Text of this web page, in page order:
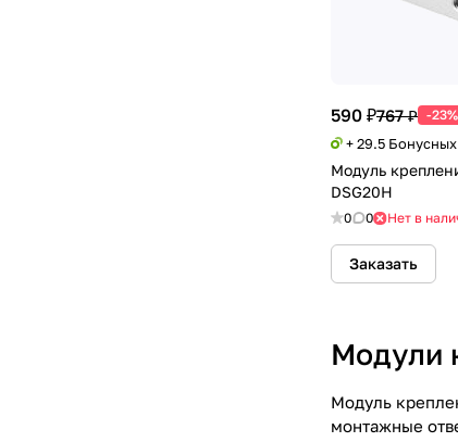
590 ₽767 ₽ -23%
+ 29.5
Модуль
DSG20H
0 0 Нет в
Заказать
Модули
Модуль
монтажные